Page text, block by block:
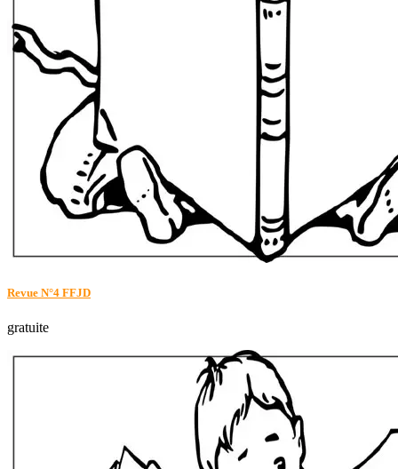
Revue N°4 FFJD
gratuite